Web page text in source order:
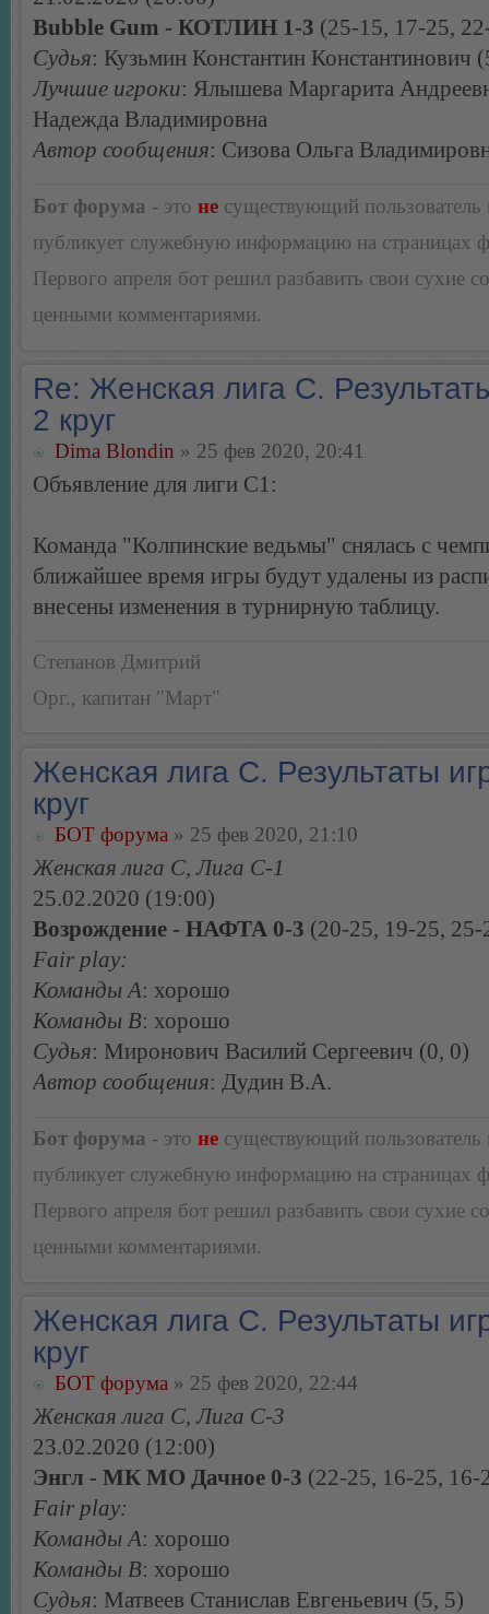
Bubble Gum - КОТЛИН 1-3 (25-15, 17-25,
Судья: Кузьмин Константин Константинович
Лучшие игроки: Ялышева Маргарита
Надежда Владимировна
Автор сообщения: Сизова Ольга
Бот форума - это не существующий пользователь
публикует служебную информацию на страницах
Первого апреля бот решил разбавить свои сухие
ценными комментариями.
Re: Женская лига С.
2 круг
Dima Blondin » 25 фев 2020, 20:41
Объявление для лиги С1:
Команда "Колпинские ведьмы" снялась с
ближайшее время игры будут удалены из
внесены изменения в турнирную таблицу.
Степанов Дмитрий
Орг., капитан "Март"
Женская лига С. Результаты
круг
БОТ форума » 25 фев 2020, 21:10
Женская лига С, Лига С-1
25.02.2020 (19:00)
Возрождение - НАФТА 0-3 (20-25, 19-25, 25-
Fair play:
Команды А: хорошо
Команды В: хорошо
Судья: Миронович Василий Сергеевич (0, 0)
Автор сообщения: Дудин В.А.
Бот форума - это не существующий пользователь
публикует служебную информацию на страницах
Первого апреля бот решил разбавить свои сухие
ценными комментариями.
Женская лига С. Результаты
круг
БОТ форума » 25 фев 2020, 22:44
Женская лига С, Лига С-3
23.02.2020 (12:00)
Энгл - МК МО Дачное 0-3 (22-25, 16-25, 16-
Fair play:
Команды А: хорошо
Команды В: хорошо
Судья: Матвеев Станислав Евгеньевич (5, 5)